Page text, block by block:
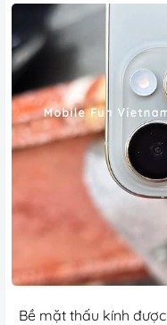
Bề mặt thấu kính được